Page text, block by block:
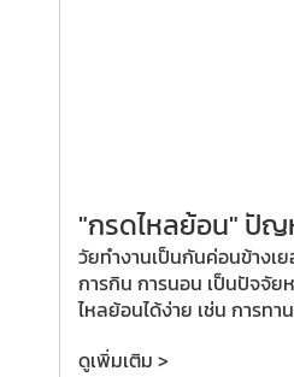
"กรดไหลย้อน" ปัญ
วัยทำงานเป็นกันค่อนข้างเ
การกิน การนอน เป็นปัจจัย
ไหลย้อนได้ง่าย เช่น การทา
ดูเพิ่มเติม >